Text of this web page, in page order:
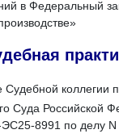
в Федеральный
коллегии
Суда Российской
8991 по делу